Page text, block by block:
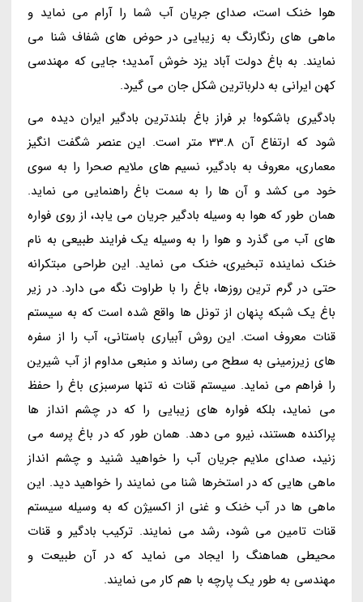
هوا خنک است، صدای جریان آب شما را آرام می نماید و
ماهی های رنگارنگ به زیبایی در حوض های شفاف شنا می
نمایند. به باغ دولت آباد یزد خوش آمدید؛ جایی که مهندسی
کهن ایرانی به دلرباترین شکل جان می گیرد.
بادگیری باشکوه! بر فراز باغ بلندترین بادگیر ایران دیده می
شود که ارتفاع آن 33.8 متر است. این عنصر شگفت انگیز
معماری، معروف به بادگیر، نسیم های ملایم صحرا را به سوی
خود می کشد و آن ها را به سمت باغ راهنمایی می نماید.
همان طور که هوا به وسیله بادگیر جریان می یابد، از روی فواره
های آب می گذرد و هوا را به وسیله یک فرایند طبیعی به نام
خنک نماینده تبخیری، خنک می نماید. این طراحی مبتکرانه
حتی در گرم ترین روزها، باغ را با طراوت نگه می دارد. در زیر
باغ یک شبکه پنهان از تونل ها واقع شده است که به سیستم
قنات معروف است. این روش آبیاری باستانی، آب را از سفره
های زیرزمینی به سطح می رساند و منبعی مداوم از آب شیرین
را فراهم می نماید. سیستم قنات نه تنها سرسبزی باغ را حفظ
می نماید، بلکه فواره های زیبایی را که در چشم انداز ها
پراکنده هستند، نیرو می دهد. همان طور که در باغ پرسه می
زنید، صدای ملایم جریان آب را خواهید شنید و چشم انداز
ماهی هایی که در استخرها شنا می نمایند را خواهید دید. این
ماهی ها در آب خنک و غنی از اکسیژن که به وسیله سیستم
قنات تامین می شود، رشد می نمایند. ترکیب بادگیر و قنات
محیطی هماهنگ را ایجاد می نماید که در آن طبیعت و
مهندسی به طور یک پارچه با هم کار می نمایند.